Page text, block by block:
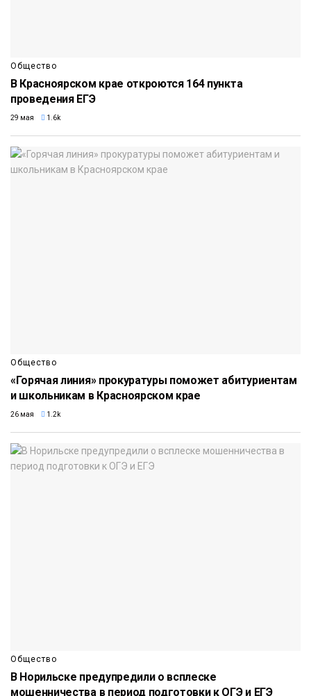
Общество
В Красноярском крае откроются 164 пункта
проведения ЕГЭ
29 мая 1.6k
Общество
«Горячая линия» прокуратуры поможет абитуриентам
и школьникам в Красноярском крае
26 мая 1.2k
Общество
В Норильске предупредили о всплеске
мошенничества в период подготовки к ОГЭ и ЕГЭ